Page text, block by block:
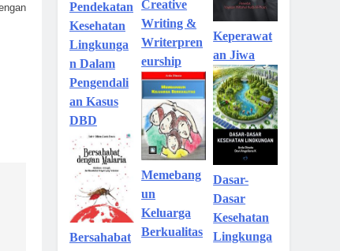
Pendekatan
Kesehatan
Lingkunga
n Dalam
Pengendali
an Kasus
DBD
Bersahabat
Creative
Writing &
Writerpren
eurship
Memebang
un
Keluarga
Berkualitas
Keperawat
an Jiwa
Dasar-
Dasar
Kesehatan
Lingkunga